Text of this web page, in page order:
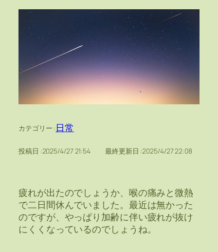
カテゴリー : 日常
投稿日 :2025/4/27 21:54 最終更新日 :2025/4/27 22:08
疲れが出たのでしょうか、喉の痛みと微熱
で二日間休んでいました。最近は無かった
のですが、やっぱり加齢に伴い疲れが抜け
にくくなっているのでしょうね。